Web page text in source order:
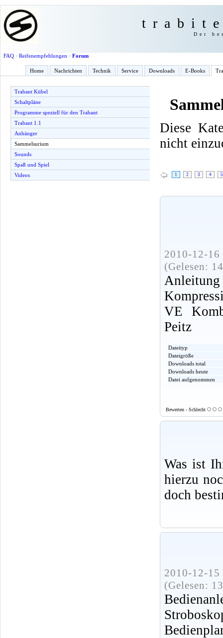
Der
FAQ· Reifenempfehlungen · Forum
Home Nachrichten Technik Service Downloads E-Books
Trabant Kübel
Schaltpläne
Programme speziell für den Trabant
Trabant 1.1
Anhänger
Sammelsurium
Sounds
Spaß und Spiel
Videos
Diese
nicht
1 2 3 4 5
2010-12-
(Gelesen:
VE
Peitz
Dateityp
Dateigröße
Downloads total
Downloads heute
Datei aufgenommen
Bewerten - Schlecht
Was ist
hierzu
doch
2010-12-
(Gelesen: